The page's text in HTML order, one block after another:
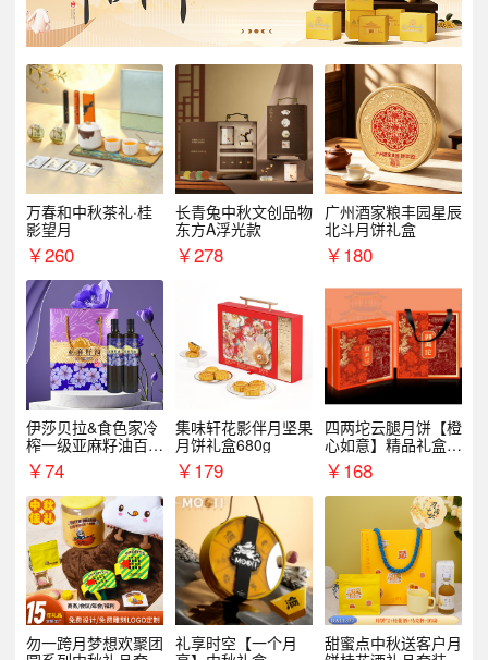
万春和中秋茶礼·桂
影望月
￥260
长青兔中秋文创品物
东方A浮光款
￥278
广州酒家粮丰园星辰
北斗月饼礼盒
￥180
伊莎贝拉&食色家冷
榨一级亚麻籽油百紫
千红500ml*2礼盒
￥74
集味轩花影伴月坚果
月饼礼盒680g
￥179
四两坨云腿月饼【橙
心如意】精品礼盒4
50g/盒
￥168
勿一跨月梦想欢聚团 礼享时空【一个月
甜蜜点中秋送客户月